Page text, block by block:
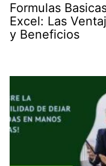
Formulas
Excel: Las
y Beneficios